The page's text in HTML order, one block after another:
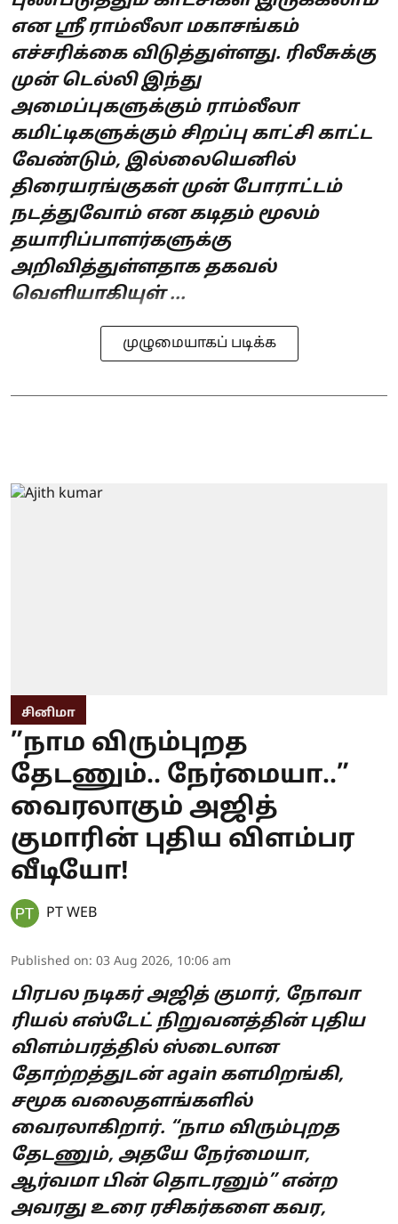
என ஸ்ரீ ராம்லீலா மகாசங்கம்
எச்சரிக்கை விடுத்துள்ளது. ரிலீசுக்கு
முன் டெல்லி இந்து
அமைப்புகளுக்கும் ராம்லீலா
கமிட்டிகளுக்கும் சிறப்பு காட்சி காட்ட
வேண்டும், இல்லையெனில்
திரையரங்குகள் முன் போராட்டம்
நடத்துவோம் என கடிதம் மூலம்
தயாரிப்பாளர்களுக்கு
அறிவித்துள்ளதாக தகவல்
வெளியாகியுள் ...
முழுமையாகப் படிக்க
சினிமா
”நாம விரும்புறத
தேடணும்.. நேர்மையா..”
வைரலாகும் அஜித்
குமாரின் புதிய விளம்பர
வீடியோ!
PT WEB
Published on: 03 Aug 2026, 10:06 am
பிரபல நடிகர் அஜித் குமார், நோவா
ரியல் எஸ்டேட் நிறுவனத்தின் புதிய
விளம்பரத்தில் ஸ்டைலான
தோற்றத்துடன் again களமிறங்கி,
சமூக வலைதளங்களில்
வைரலாகிறார். “நாம விரும்புறத
தேடணும், அதயே நேர்மையா,
ஆர்வமா பின் தொடரனும்” என்ற
அவரது உரை ரசிகர்களை கவர,